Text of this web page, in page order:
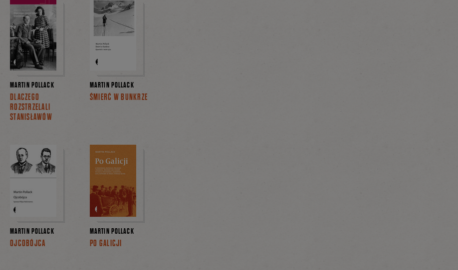
MARTIN POLLACK
DLACZEGO
ROZSTRZELALI
STANISŁAWÓW
MARTIN POLLACK
ŚMIERĆ W BUNKRZE
MARTIN POLLACK
OJCOBÓJCA
MARTIN POLLACK
PO GALICJI